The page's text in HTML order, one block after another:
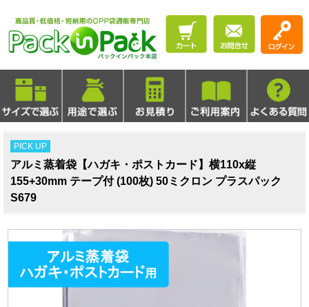
PICK UP
アルミ蒸着袋【ハガキ・ポストカード】横110x縦
155+30mm テープ付 (100枚) 50ミクロン プラスパック
S679